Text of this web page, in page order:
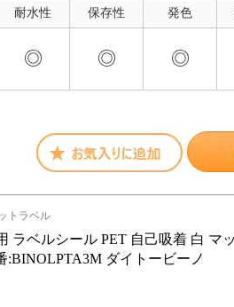
耐水性 保存性 発色
◎ ◎ ◎
トラベル
ラベルシール PET 自己吸着 白 マ
:BINOLPTA3M ダイトービーノ